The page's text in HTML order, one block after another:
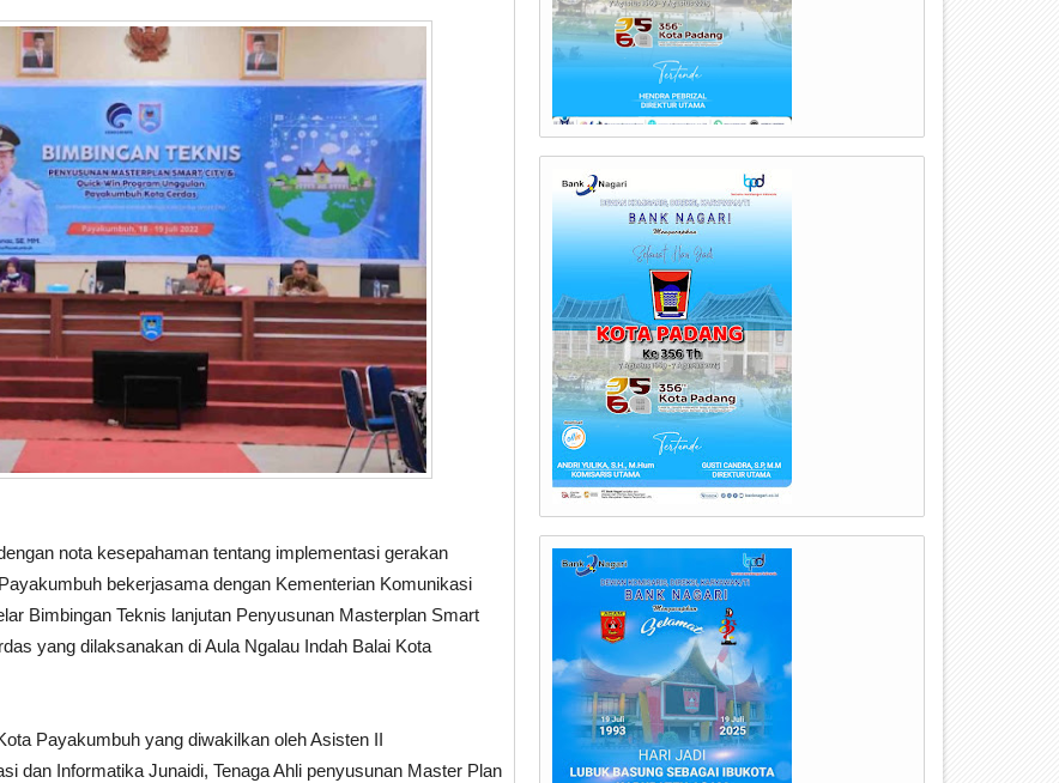
nota kesepahaman tentang implementasi gerakan
bekerjasama dengan Kementerian Komunikasi
Bimbingan Teknis lanjutan Penyusunan Masterplan Smart
yang dilaksanakan di Aula Ngalau Indah Balai Kota
Payakumbuh yang diwakilkan oleh Asisten II
dan Informatika Junaidi, Tenaga Ahli penyusunan Master Plan